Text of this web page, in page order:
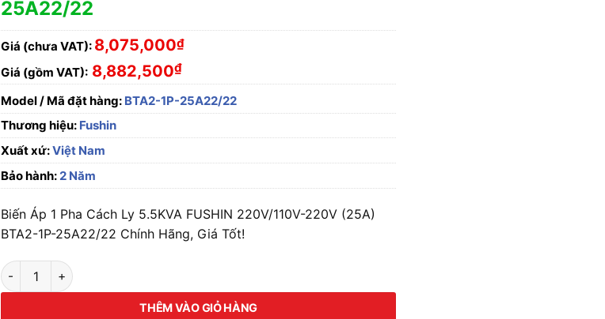
25A22/22
Giá (chưa VAT): 8,075,000₫
Giá (gồm VAT): 8,882,500₫
Model / Mã đặt hàng: BTA2-1P-25A22/22
Thương hiệu: Fushin
Xuất xứ:Việt Nam
Bảo hành:2 Năm
Biến Áp 1 Pha Cách Ly 5.5KVA FUSHIN 220V/110V-220V (25A)
BTA2-1P-25A22/22 Chính Hãng, Giá Tốt!
Biến Áp 1 Pha Cách Ly 5.5KVA FUSHIN 220V/110V-220V (25A) BTA2-1P-25A22/22 số lượng
THÊM VÀO GIỎ HÀNG